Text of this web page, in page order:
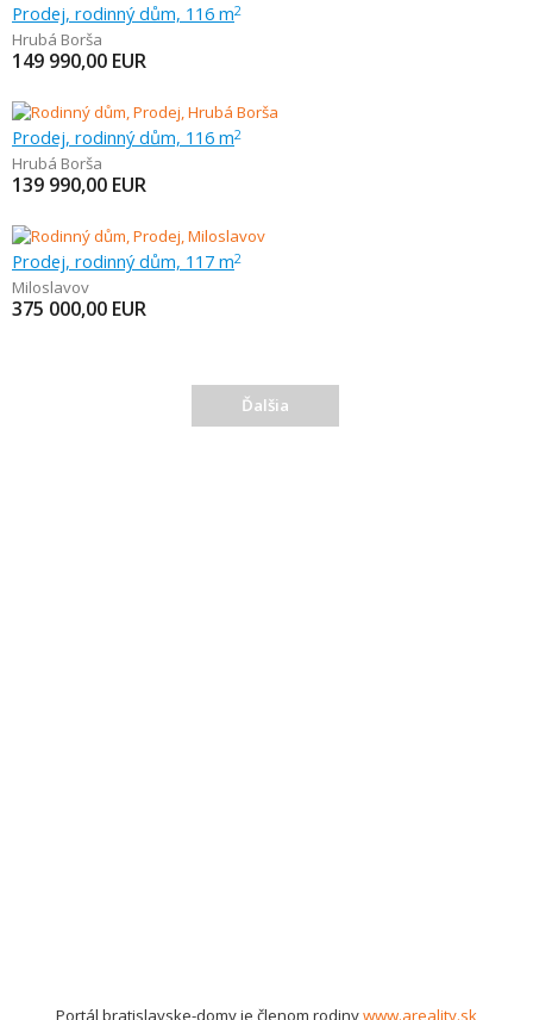
Prodej, rodinný dům, 116 m2
Hrubá Borša
149 990,00 EUR
Prodej, rodinný dům, 116 m2
Hrubá Borša
139 990,00 EUR
Prodej, rodinný dům, 117 m2
Miloslavov
375 000,00 EUR
Ďalšia
Portál bratislavske-domy je členom rodinywww.areality.sk